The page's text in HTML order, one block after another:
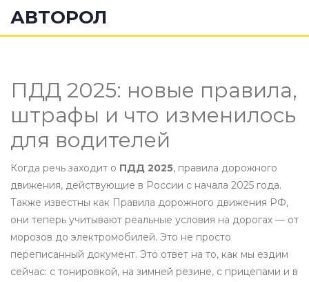
АВТОРОЛ
ПДД 2025: новые правила,
штрафы и что изменилось
для водителей
Когда речь заходит о ПДД 2025, правила дорожного
движения, действующие в России с начала 2025 года.
Также известны как Правила дорожного движения РФ,
они теперь учитывают реальные условия на дорогах — от
морозов до электромобилей. Это не просто
переписанный документ. Это ответ на то, как мы ездим
сейчас: с тонировкой, на зимней резине, с прицепами и в